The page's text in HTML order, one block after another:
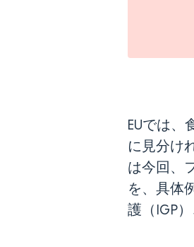
EUでは、
に見分け
は今回、
を、具体
護（IGP